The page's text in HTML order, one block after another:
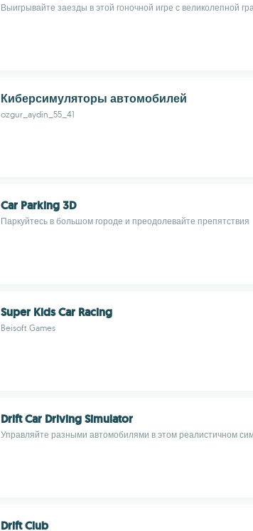
Выигрывайте заезды в этой гоночной игре с великолепной
Киберсимуляторы автомобилей
ozgur_aydin_55_41
Car Parking 3D
Паркуйтесь в большом городе и преодолевайте препятствия
Super Kids Car Racing
Beisoft Games
Drift Car Driving Simulator
Управляйте разными автомобилями в этом реалистичном
Drift Club